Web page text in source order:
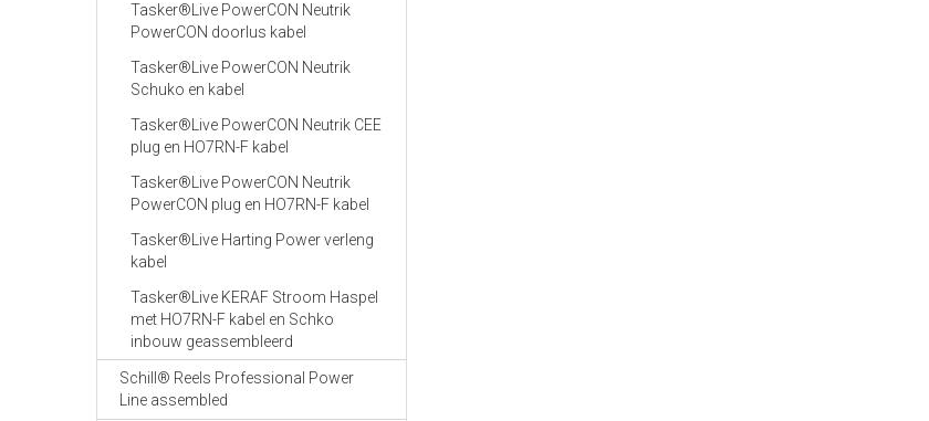
Tasker®Live PowerCON Neutrik
PowerCON doorlus kabel
Tasker®Live PowerCON Neutrik
Schuko en kabel
Tasker®Live PowerCON Neutrik CEE
plug en HO7RN-F kabel
Tasker®Live PowerCON Neutrik
PowerCON plug en HO7RN-F kabel
Tasker®Live Harting Power verleng
kabel
Tasker®Live KERAF Stroom Haspel
met HO7RN-F kabel en Schko
inbouw geassembleerd
Schill® Reels Professional Power
Line assembled